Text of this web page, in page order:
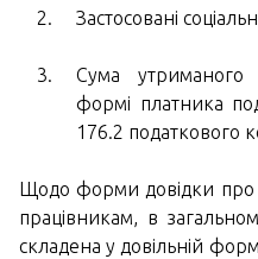
Застосовані
Сума утриманого
формі платника
176.2 податкового
Щодо форми довідки про
працівникам, в
складена у довільній